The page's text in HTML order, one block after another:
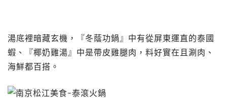
湯底裡暗藏玄機，『冬蔭功鍋』中有從屏東運直的泰國
蝦、『椰奶雞湯』中是帶皮雞腿肉，料好實在且涮肉、
海鮮都百搭。